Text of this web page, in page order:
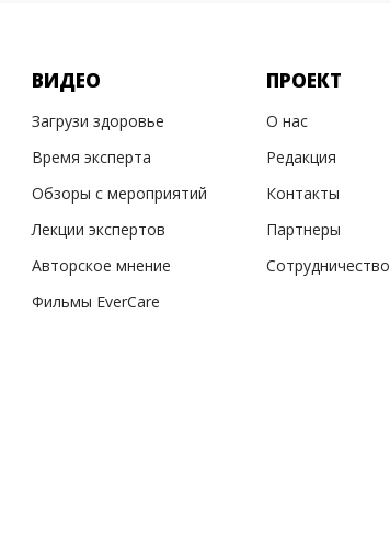
ВИДЕО
Загрузи здоровье
Время эксперта
Обзоры с мероприятий
Лекции экспертов
Авторское мнение
Фильмы EverCare
ПРОЕКТ
О нас
Редакция
Контакты
Партнеры
Сотрудничество